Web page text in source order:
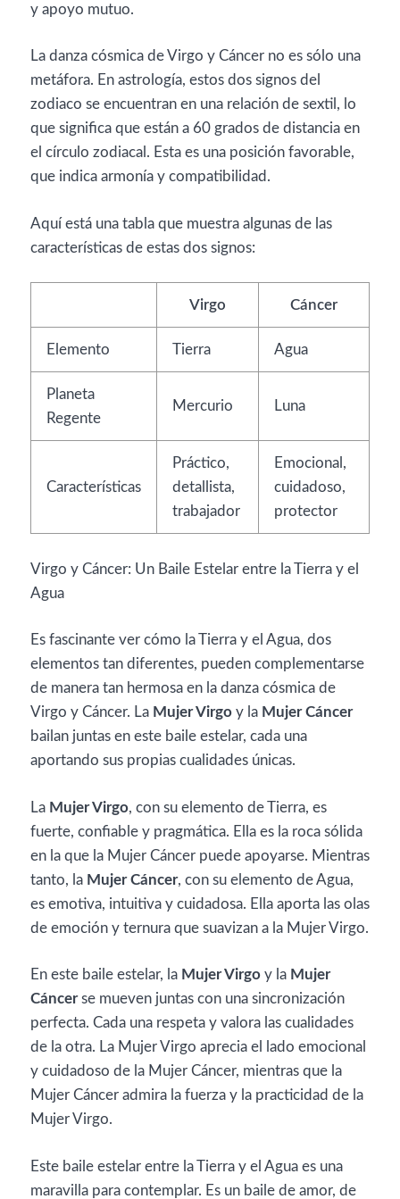
y apoyo mutuo.
La danza cósmica de Virgo y Cáncer no es sólo una
metáfora. En astrología, estos dos signos del
zodiaco se encuentran en una relación de sextil, lo
que significa que están a 60 grados de distancia en
el círculo zodiacal. Esta es una posición favorable,
que indica armonía y compatibilidad.
Aquí está una tabla que muestra algunas de las
características de estas dos signos:
Virgo Cáncer
Elemento Tierra Agua
Planeta
Regente
Mercurio Luna
Características
Práctico,
detallista,
trabajador
Emocional,
cuidadoso,
protector
Virgo y Cáncer: Un Baile Estelar entre la Tierra y el
Agua
Es fascinante ver cómo la Tierra y el Agua, dos
elementos tan diferentes, pueden complementarse
de manera tan hermosa en la danza cósmica de
Virgo y Cáncer. La Mujer Virgo y la Mujer Cáncer
bailan juntas en este baile estelar, cada una
aportando sus propias cualidades únicas.
La Mujer Virgo, con su elemento de Tierra, es
fuerte, confiable y pragmática. Ella es la roca sólida
en la que la Mujer Cáncer puede apoyarse. Mientras
tanto, la Mujer Cáncer, con su elemento de Agua,
es emotiva, intuitiva y cuidadosa. Ella aporta las olas
de emoción y ternura que suavizan a la Mujer Virgo.
En este baile estelar, la Mujer Virgo y la Mujer
Cáncerse mueven juntas con una sincronización
perfecta. Cada una respeta y valora las cualidades
de la otra. La Mujer Virgo aprecia el lado emocional
y cuidadoso de la Mujer Cáncer, mientras que la
Mujer Cáncer admira la fuerza y la practicidad de la
Mujer Virgo.
Este baile estelar entre la Tierra y el Agua es una
maravilla para contemplar. Es un baile de amor, de